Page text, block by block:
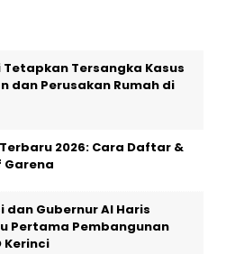
Tetapkan Tersangka Kasus
dan Perusakan Rumah di
2026: Cara Daftar &
Garena
dan Gubernur Al Haris
Pertama Pembangunan
Kerinci